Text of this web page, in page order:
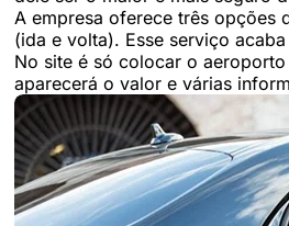
A empresa oferece três
(ida e volta). Esse serviço
No site é só colocar o
aparecerá o valor e várias